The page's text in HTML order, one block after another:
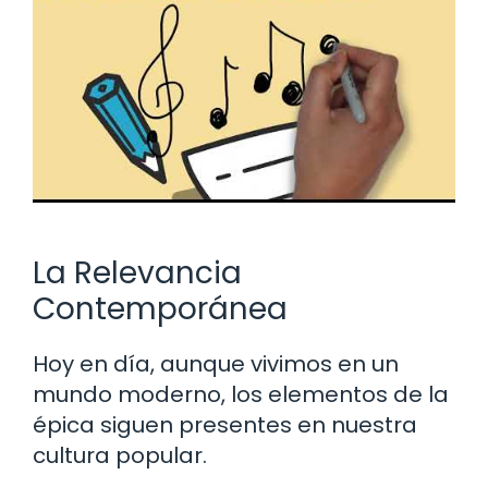
La Relevancia
Contemporánea
Hoy en día, aunque vivimos en un
mundo moderno, los elementos de la
épica siguen presentes en nuestra
cultura popular.